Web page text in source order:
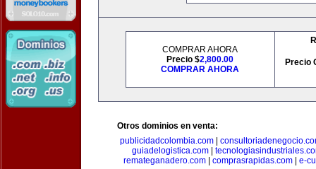
COMPRAR AHORA
Precio $2,800.00
COMPRAR AHORA
Precio
Otros dominios en venta:
publicidadcolombia.com|
guiadelogistica.com|
remateganadero.com
comprasrapidas.com e-